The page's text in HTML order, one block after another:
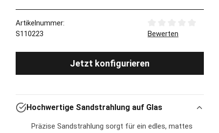
Artikelnummer:
S110223
Durchschnittliche
Bewerten
Jetzt konfigurieren
Hochwertige Sandstrahlung auf Glas
Präzise Sandstrahlung sorgt für ein edles, mattes